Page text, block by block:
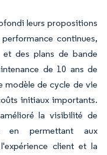
leurs propositions
continues,
et des plans de bande
de 10 ans de
modèle de cycle de vie
initiaux importants.
la visibilité de
en permettant aux
client et la